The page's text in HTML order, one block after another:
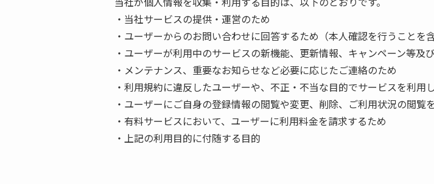
・当社サービスの提供・運営のため
・ユーザーからのお問い合わせに回答するため（本人確認を行うことを含
・ユーザーが利用中のサービスの新機能、更新情報、キャンペーン等
・メンテナンス、重要なお知らせなど必要に応じたご連絡のため
・利用規約に違反したユーザーや、不正・不当な目的でサービスを利
・ユーザーにご自身の登録情報の閲覧や変更、削除、ご利用状況の閲覧
・有料サービスにおいて、ユーザーに利用料金を請求するため
・上記の利用目的に付随する目的